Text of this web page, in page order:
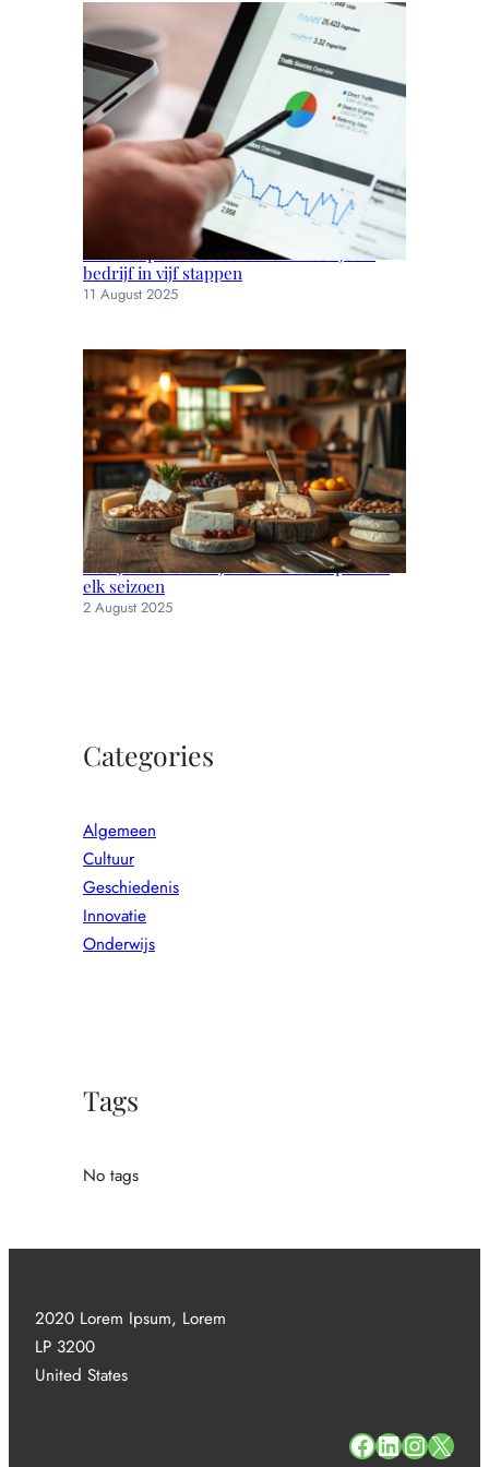
Kies het perfecte seo bureau voor jouw
bedrijf in vijf stappen
11 August 2025
Hoe je muizen uit je huis houdt: tips voor
elk seizoen
2 August 2025
Categories
Algemeen
Cultuur
Geschiedenis
Innovatie
Onderwijs
Tags
No tags
2020 Lorem Ipsum, Lorem
LP 3200
United States
# # # #